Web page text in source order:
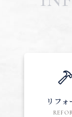
リフォ